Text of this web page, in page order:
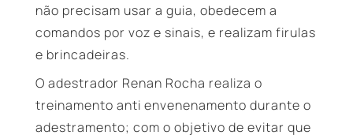
não precisam usar a guia, obedecem a
comandos por voz e sinais, e realizam firulas
e brincadeiras.
O adestrador Renan Rocha realiza o
treinamento anti envenenamento durante o
adestramento; com o objetivo de evitar que